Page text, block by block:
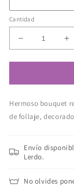
Cantidad
Reducir
cantidad
para
de
Hermoso bouquet
de follaje,
Envío
Lerdo.
No olvides